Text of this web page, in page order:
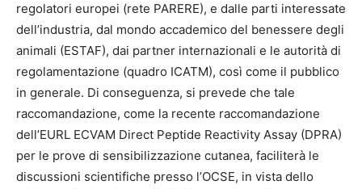
regolatori europei (rete PARERE), e dalle parti interessate
dell’industria, dal mondo accademico del benessere degli
animali (ESTAF), dai partner internazionali e le autorità di
regolamentazione (quadro ICATM), così come il pubblico
in generale. Di conseguenza, si prevede che tale
raccomandazione, come la recente raccomandazione
dell’EURL ECVAM Direct Peptide Reactivity Assay (DPRA)
per le prove di sensibilizzazione cutanea, faciliterà le
discussioni scientifiche presso l’OCSE, in vista dello